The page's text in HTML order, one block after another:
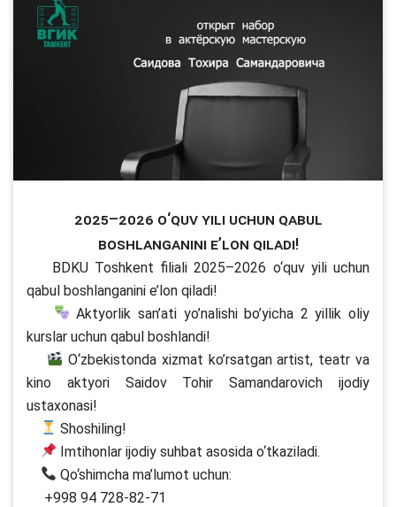
2025–2026 o‘quv yili uchun qabul
boshlanganini e’lon qiladi!
BDKU Toshkent filiali 2025–2026 o‘quv yili uchun
qabul boshlanganini e’lon qiladi!
Aktyorlik san’ati yo’nalishi bo’yicha 2 yillik oliy
kurslar uchun qabul boshlandi!
O‘zbekistonda xizmat ko’rsatgan artist, teatr va
kino aktyori Saidov Tohir Samandarovich ijodiy
ustaxonasi!
Shoshiling!
Imtihonlar ijodiy suhbat asosida o‘tkaziladi.
Qo‘shimcha ma’lumot uchun:
+998 94 728-82-71